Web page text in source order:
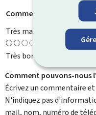
Comment évaluez-vous
Très mauvaise
Très bonne
Comment pouvons-nous
Écrivez un commentaire
N'indiquez pas
mail, nom, numéro de